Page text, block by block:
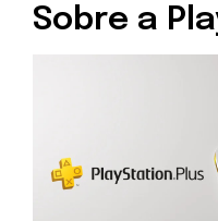
Sobre a